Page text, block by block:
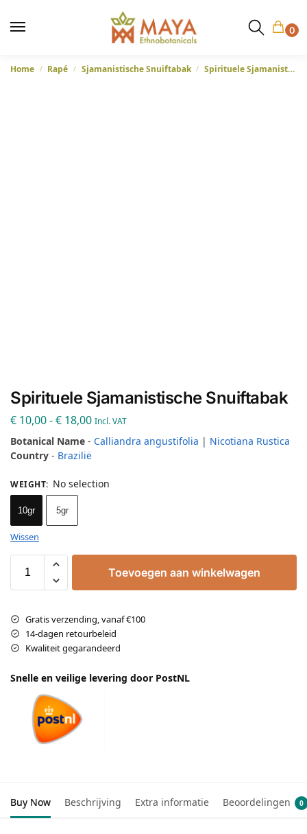
0
Home / Rapé / Sjamanistische Snuiftabak / Spirituele Sjamanistische Snuiftabak
Spirituele Sjamanistische Snuiftabak
€ 10,00-€ 18,00 Incl. VAT
Botanical Name - Calliandra angustifolia | Nicotiana Rustica
Country - Brazilië
WEIGHT: No selection
10gr 5gr
Wissen
Toevoegen aan winkelwagen
Gratis verzending, vanaf €100
14-dagen retourbeleid
Kwaliteit gegarandeerd
Snelle en veilige levering door PostNL
Buy Now Beschrijving Extra informatie Beoordelingen 0